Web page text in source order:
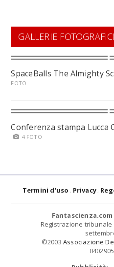
GALLERIE
SpaceBalls The Almighty
FOTO
Conferenza stampa Lucca
4 FOTO
Termini d'uso Privacy
Fantascienza.com
Registrazione tribunale
©2003 Associazione